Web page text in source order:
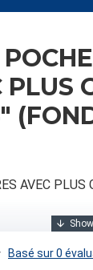
PLUS
AVEC PLUS
Basé sur 0